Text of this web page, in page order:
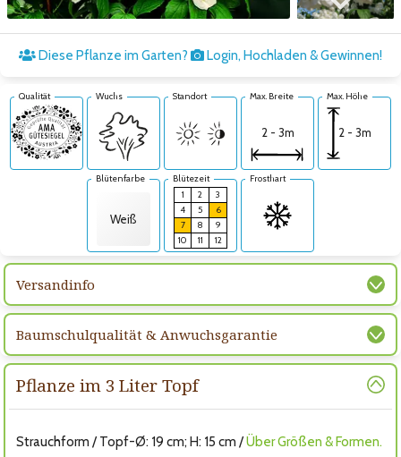
Zum nächsten Bild
Diese Pflanze im Garten? Login, Hochladen & Gewinnen!
Qualität Wuchs Standort Max. Breite
2 - 3m
Max. Höhe
2 - 3m
Blütenfarbe
Weiß
Blütezeit
1
2
3
4
5
6
7
8
9
10
11 12
Frosthart
Versandinfo
Baumschulqualität & Anwuchsgarantie
Pflanze im 3 Liter Topf
Strauchform / Topf-Ø: 19 cm; H: 15 cm /Über Größen & Formen.